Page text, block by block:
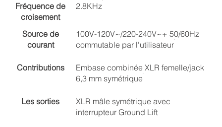
Fréquence de
croisement
2.8KHz
Source de
courant
100V-120V~/220-240V~+ 50/60Hz
commutable par l'utilisateur
Contributions
Embase combinée XLR femelle/jack
6,3 mm symétrique
Les sorties
XLR mâle symétrique avec
interrupteur Ground Lift